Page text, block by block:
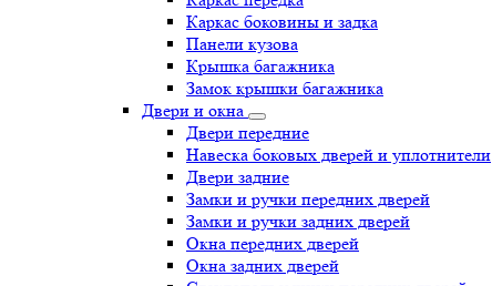
Каркас боковины и задка
Панели кузова
Крышка багажника
Замок крышки багажника
Двери и окна
Двери передние
Навеска боковых дверей и уплотнители
Двери задние
Замки и ручки передних дверей
Замки и ручки задних дверей
Окна передних дверей
Окна задних дверей